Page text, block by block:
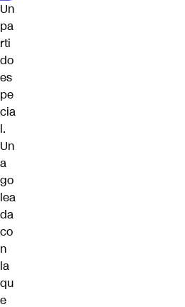
Un
pa
rti
do
es
pe
cia
l.
Un
a
go
lea
da
co
n
la
qu
e